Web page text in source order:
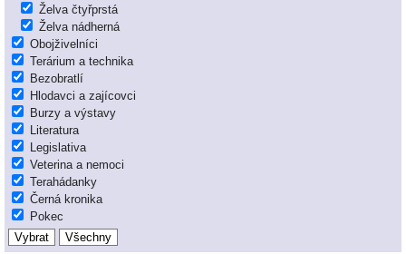
Želva čtyřprstá
Želva nádherná
Obojživelníci
Terárium a technika
Bezobratlí
Hlodavci a zajícovci
Burzy a výstavy
Literatura
Legislativa
Veterina a nemoci
Terahádanky
Černá kronika
Pokec